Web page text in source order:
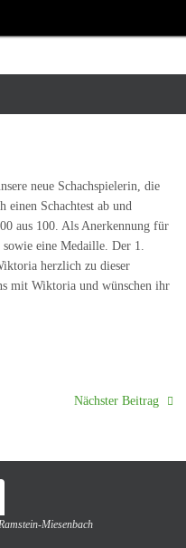
neue Schachspielerin, die
Schachtest ab und
aus 100. Als Anerkennung für
eine Medaille. Der 1.
herzlich zu dieser
mit Wiktoria und wünschen ihr
Nächster Beitrag
Miesenbach